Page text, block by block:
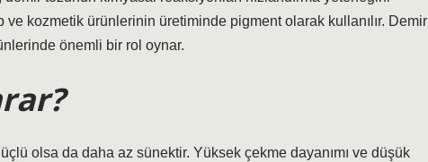
kozmetik ürünlerinin üretiminde pigment olarak kullanılır. Demir
önemli bir rol oynar.
olsa da daha az sünektir. Yüksek çekme dayanımı ve düşük